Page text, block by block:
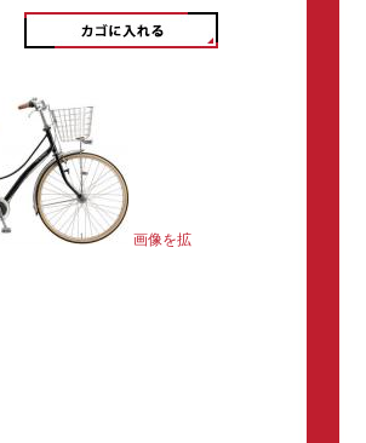
画像を拡